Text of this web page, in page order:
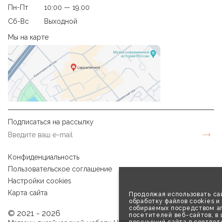
Продолжая использовать
обработку файлов cookies и
собираемых посредством
посетителей веб-сайтов, в
Пн-Пт
10:00 — 19.00
Сб-Вс
Выходной
Мы на карте
Подписаться на рассылку
Конфиденциальность
Пользовательское соглашение
Настройки cookies
Карта сайта
© 2021 - 2026